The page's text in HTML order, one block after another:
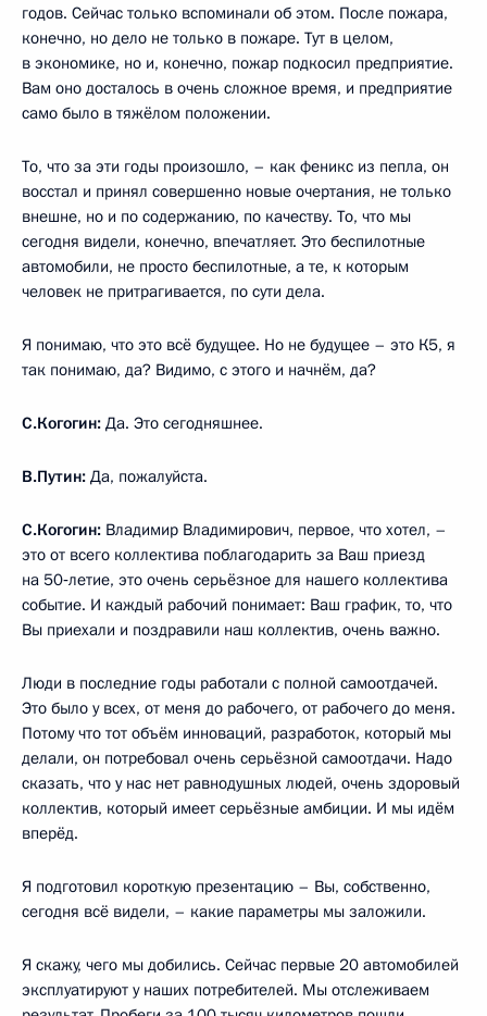
годов. Сейчас только вспоминали об этом. После пожара,
конечно, но дело не только в пожаре. Тут в целом,
в экономике, но и, конечно, пожар подкосил предприятие.
Вам оно досталось в очень сложное время, и предприятие
само было в тяжёлом положении.
То, что за эти годы произошло, – как феникс из пепла, он
восстал и принял совершенно новые очертания, не только
внешне, но и по содержанию, по качеству. То, что мы
сегодня видели, конечно, впечатляет. Это беспилотные
автомобили, не просто беспилотные, а те, к которым
человек не притрагивается, по сути дела.
Я понимаю, что это всё будущее. Но не будущее – это К5, я
так понимаю, да? Видимо, с этого и начнём, да?
С.Когогин: Да. Это сегодняшнее.
В.Путин: Да, пожалуйста.
С.Когогин: Владимир Владимирович, первое, что хотел, –
это от всего коллектива поблагодарить за Ваш приезд
на 50‑летие, это очень серьёзное для нашего коллектива
событие. И каждый рабочий понимает: Ваш график, то, что
Вы приехали и поздравили наш коллектив, очень важно.
Люди в последние годы работали с полной самоотдачей.
Это было у всех, от меня до рабочего, от рабочего до меня.
Потому что тот объём инноваций, разработок, который мы
делали, он потребовал очень серьёзной самоотдачи. Надо
сказать, что у нас нет равнодушных людей, очень здоровый
коллектив, который имеет серьёзные амбиции. И мы идём
вперёд.
Я подготовил короткую презентацию – Вы, собственно,
сегодня всё видели, – какие параметры мы заложили.
Я скажу, чего мы добились. Сейчас первые 20 автомобилей
эксплуатируют у наших потребителей. Мы отслеживаем